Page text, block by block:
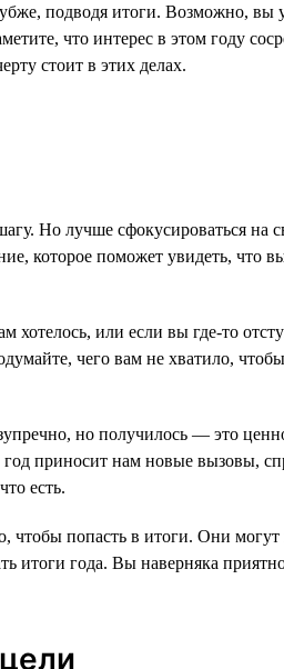
подводя итоги. Возможно,
что интерес в этом году
стоит в этих делах.
Но лучше сфокусироваться на
которое поможет увидеть, что
или если вы где-то
чего вам не хватило,
но получилось — это
приносит нам новые вызовы,
есть.
чтобы попасть в итоги. Они
года. Вы наверняка